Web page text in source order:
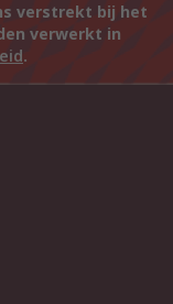
verstrekt bij het
verwerkt in
.